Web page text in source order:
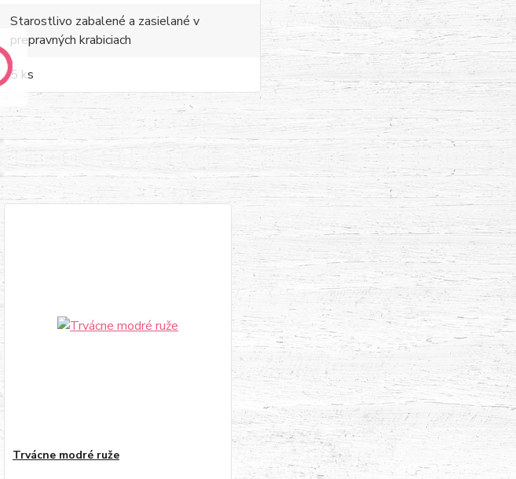
Starostlivo zabalené a zasielané v
prepravných krabiciach
5 ks
Trvácne modré ruže